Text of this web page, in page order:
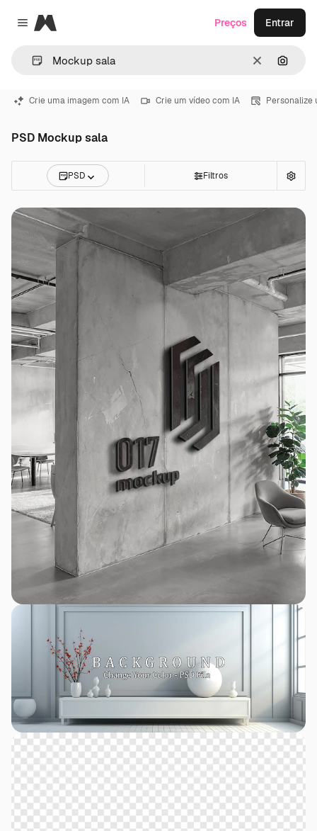
Close menu
Magnific
Limpar
Preços Entrar
Crie uma imagem com IA Crie um vídeo com IA Personalize
PSD Mockup sala
PSD Filtros